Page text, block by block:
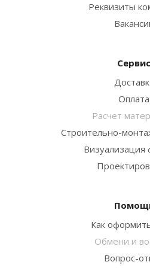
Реквизиты
Сервис
Оплата
Расчет
Строительно-
Визуализация
Как
Обмени и
Вопрос-